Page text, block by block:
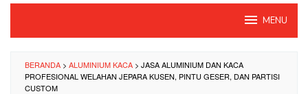
MENU
BERANDA > ALUMINIUM KACA > JASA ALUMINIUM DAN KACA
PROFESIONAL WELAHAN JEPARA KUSEN, PINTU GESER, DAN PARTISI
CUSTOM